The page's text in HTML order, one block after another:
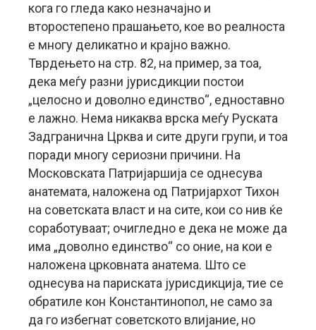
кога го гледа како незначајно и
второстепено прашањето, кое во реалноста
е многу деликатно и крајно важно.
Тврдењето на стр. 82, на пример, за тоа,
дека меѓу разни јурисдикции постои
„целосно и доволно единство“, едноставно
е лажно. Нема никаква врска меѓу Руската
Задгранична Црква и сите други групи, и тоа
поради многу сериозни причини. На
Московската Патријаршија се однесува
анатемата, наложена од Патријархот Тихон
на советската власт и на сите, кои со нив ќе
соработуваат; очигледно е дека не може да
има „доволно единство“ со оние, на кои е
наложена црковната анатема. Што се
однесува на париската јурисдикција, тие се
обратиле кон Константинопол, не само за
да го избегнат советското влијание, но